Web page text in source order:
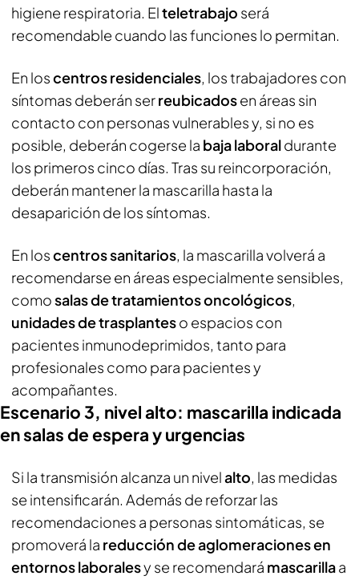
higiene respiratoria. Elteletrabajo será
recomendable cuando las funciones lo permitan.
En loscentros residenciales, los trabajadores con
síntomas deberán serreubicadosen áreas sin
contacto con personas vulnerables y, si no es
posible, deberán cogerse la baja laboraldurante
los primeros cinco días. Tras su reincorporación,
deberán mantener la mascarilla hasta la
desaparición de los síntomas.
En loscentros sanitarios, la mascarilla volverá a
recomendarse en áreas especialmente sensibles,
comosalas de tratamientos oncológicos,
unidades de trasplanteso espacios con
pacientes inmunodeprimidos, tanto para
profesionales como para pacientes y
acompañantes.
Escenario 3, nivel alto: mascarilla indicada
en salas de espera y urgencias
Si la transmisión alcanza un nivelalto, las medidas
se intensificarán. Además de reforzar las
recomendaciones a personas sintomáticas, se
promoverá la reducción de aglomeraciones en
entornos laboralesy se recomendará mascarillaa